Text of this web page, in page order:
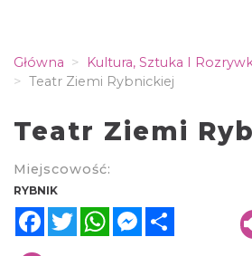
Główna
Kultura, Sztuka I
Teatr Ziemi Rybnickiej
Teatr Ziemi
Miejscowość:
RYBNIK
FacebookTwitterWhatsAppMessenger